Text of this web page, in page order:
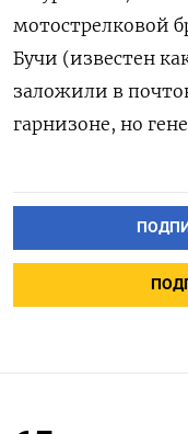
мотострелковой
Бучи (известен
заложили в
гарнизоне, но